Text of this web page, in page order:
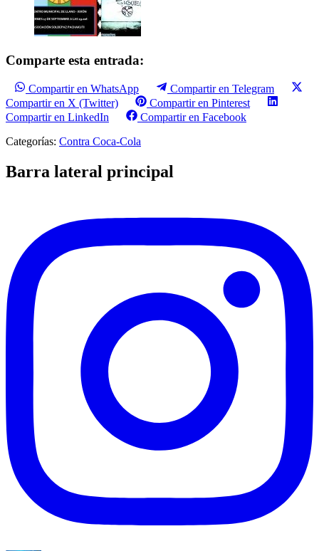
Comparte esta entrada:
Compartir en WhatsApp
Compartir en Telegram
Compartir en X (Twitter)
Compartir en Pinterest
Compartir en LinkedIn
Compartir en Facebook
Categorías: Contra Coca-Cola
Barra lateral principal